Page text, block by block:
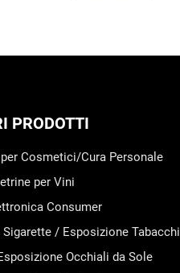
PRODOTTI
Cosmetici/Cura Personale
per Vini
Consumer
/ Esposizione Tabacchi
Occhiali da Sole